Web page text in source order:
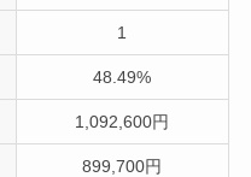
1
48.49%
1,092,600円
899,700円